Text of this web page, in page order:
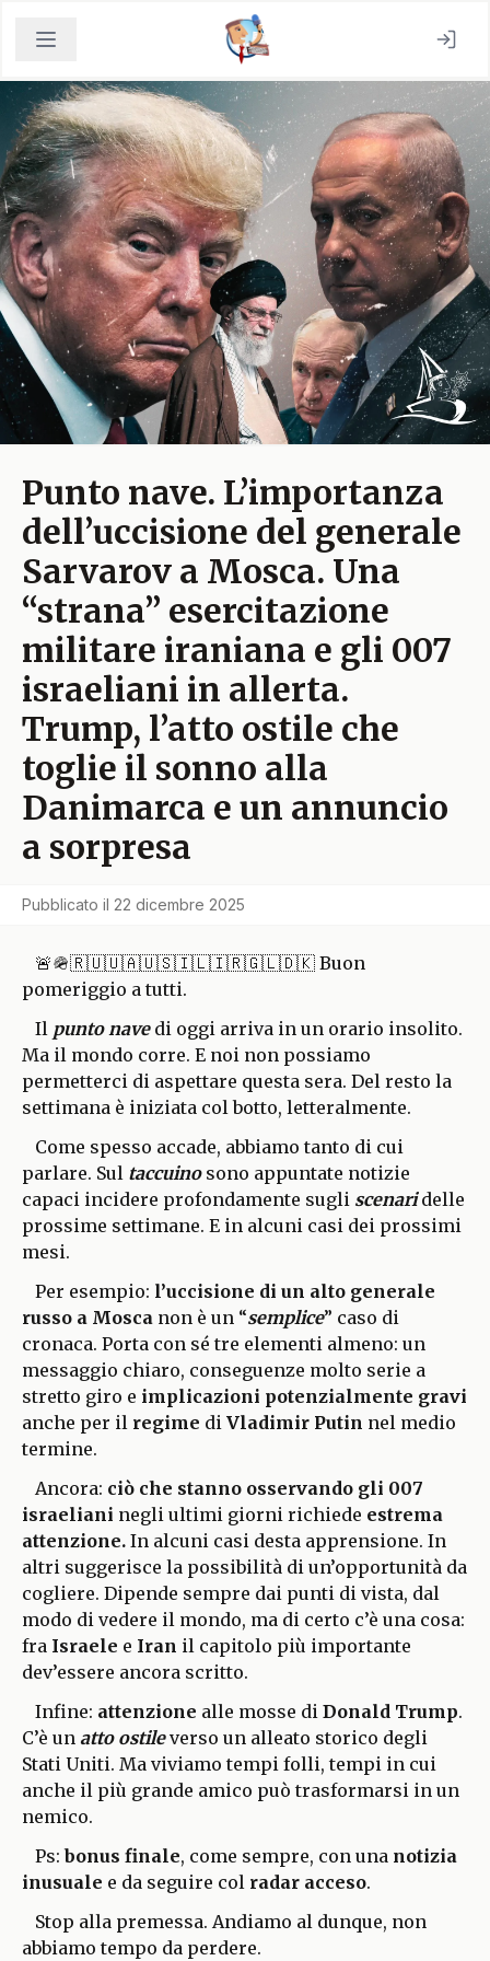
Punto nave. L’importanza
dell’uccisione del generale
Sarvarov a Mosca. Una
“strana” esercitazione
militare iraniana e gli 007
israeliani in allerta.
Trump, l’atto ostile che
toglie il sonno alla
Danimarca e un annuncio
a sorpresa
Pubblicato il 22 dicembre 2025
🚨🪖🇷🇺🇺🇦🇺🇸🇮🇱🇮🇷🇬🇱🇩🇰 Buon
pomeriggio a tutti.
Il punto navedi oggi arriva in un orario insolito.
Ma il mondo corre. E noi non possiamo
permetterci di aspettare questa sera. Del resto la
settimana è iniziata col botto, letteralmente.
Come spesso accade, abbiamo tanto di cui
parlare. Sul taccuinosono appuntate notizie
capaci incidere profondamente sugli scenaridelle
prossime settimane. E in alcuni casi dei prossimi
mesi.
Per esempio: l’uccisione di un alto generale
russo a Mosca non è un “semplice” caso di
cronaca. Porta con sé tre elementi almeno: un
messaggio chiaro, conseguenze molto serie a
stretto giro e implicazioni potenzialmente gravi
anche per il regime di Vladimir Putin nel medio
termine.
Ancora: ciò che stanno osservando gli 007
israeliani negli ultimi giorni richiede estrema
attenzione. In alcuni casi desta apprensione. In
altri suggerisce la possibilità di un’opportunità da
cogliere. Dipende sempre dai punti di vista, dal
modo di vedere il mondo, ma di certo c’è una cosa:
fra Israele e Iran il capitolo più importante
dev’essere ancora scritto.
Infine: attenzione alle mosse di Donald Trump.
C’è un atto ostileverso un alleato storico degli
Stati Uniti. Ma viviamo tempi folli, tempi in cui
anche il più grande amico può trasformarsi in un
nemico.
Ps:bonus finale, come sempre, con una notizia
inusuale e da seguire col radar acceso.
Stop alla premessa. Andiamo al dunque, non
abbiamo tempo da perdere.